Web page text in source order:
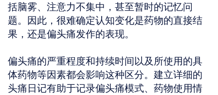
括脑雾、注意力不集中，甚至暂时的记忆问
题。因此，很难确定认知变化是药物的直接结
果，还是偏头痛发作的表现。
偏头痛的严重程度和持续时间以及所使用的具
体药物等因素都会影响这种区分。建立详细的
头痛日记有助于记录偏头痛模式、药物使用情